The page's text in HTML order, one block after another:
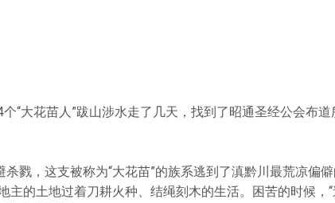
“大花苗人”跋山涉水走了几天，找到了昭通圣经公会布道
杀戮，这支被称为“大花苗”的族系逃到了滇黔川最荒凉偏
主的土地过着刀耕火种、结绳刻木的生活。困苦的时候，“